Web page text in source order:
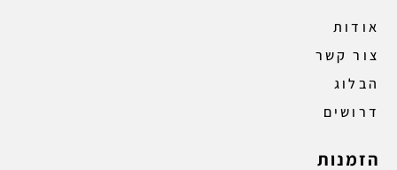
אודות
צור קשר
הבלוג
דרושים
הזמנות